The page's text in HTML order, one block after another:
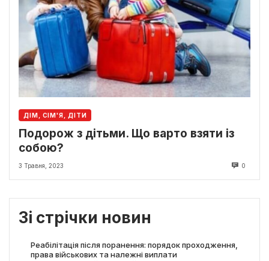
ДІМ, СІМ'Я, ДІТИ
Подорож з дітьми. Що варто взяти із
собою?
3 Травня, 2023 0
Зі стрічки новин
Реабілітація після поранення: порядок проходження,
права військових та належні виплати